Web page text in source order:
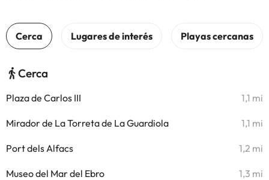
Cerca
Plaza de Carlos III 1,1 mi
Mirador de La Torreta de La Guardiola 1,1 mi
Port dels Alfacs 1,2 mi
Museo del Mar del Ebro 1,3 mi